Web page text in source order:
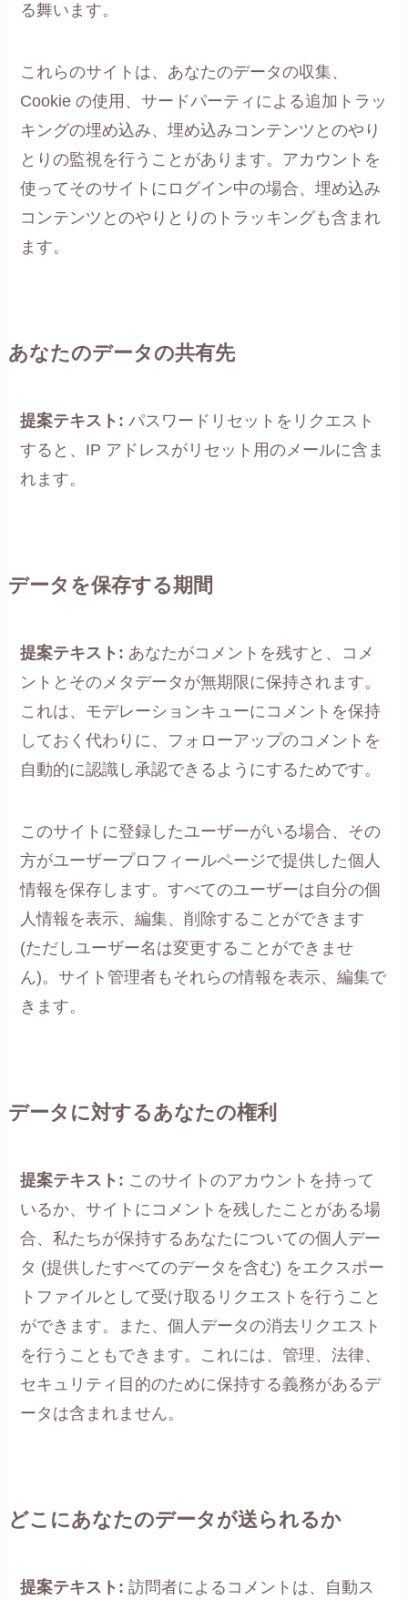
る舞います。
これらのサイトは、あなたのデータの収集、
Cookie の使用、サードパーティによる追加トラッ
キングの埋め込み、埋め込みコンテンツとのやり
とりの監視を行うことがあります。アカウントを
使ってそのサイトにログイン中の場合、埋め込み
コンテンツとのやりとりのトラッキングも含まれ
ます。
あなたのデータの共有先
提案テキスト:パスワードリセットをリクエスト
すると、IP アドレスがリセット用のメールに含ま
れます。
データを保存する期間
提案テキスト: あなたがコメントを残すと、コメ
ントとそのメタデータが無期限に保持されます。
これは、モデレーションキューにコメントを保持
しておく代わりに、フォローアップのコメントを
自動的に認識し承認できるようにするためです。
このサイトに登録したユーザーがいる場合、その
方がユーザープロフィールページで提供した個人
情報を保存します。すべてのユーザーは自分の個
人情報を表示、編集、削除することができます
(ただしユーザー名は変更することができませ
ん)。サイト管理者もそれらの情報を表示、編集で
きます。
データに対するあなたの権利
提案テキスト: このサイトのアカウントを持って
いるか、サイトにコメントを残したことがある場
合、私たちが保持するあなたについての個人デー
タ (提供したすべてのデータを含む) をエクスポー
トファイルとして受け取るリクエストを行うこと
ができます。また、個人データの消去リクエスト
を行うこともできます。これには、管理、法律、
セキュリティ目的のために保持する義務があるデ
ータは含まれません。
どこにあなたのデータが送られるか
提案テキスト:訪問者によるコメントは、自動ス